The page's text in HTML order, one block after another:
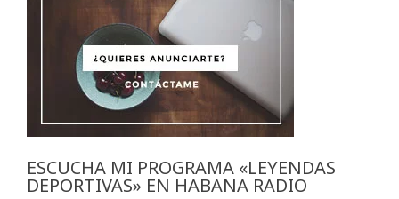
ESCUCHA MI PROGRAMA «LEYENDAS
DEPORTIVAS» EN HABANA RADIO